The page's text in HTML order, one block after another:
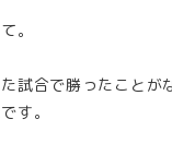
。
試合で勝ったことが
す。